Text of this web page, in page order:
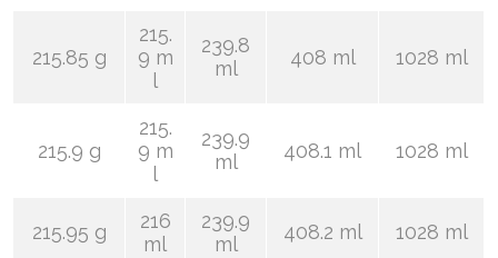
215.85 g
215.
9 m
l
239.8
ml
408 ml 1028 ml
215.9 g
215.
9 m
l
239.9
ml
408.1 ml 1028 ml
215.95 g
216
ml
239.9
ml
408.2 ml 1028 ml